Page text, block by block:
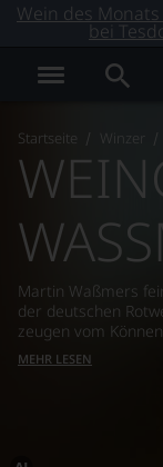
Wein des
bei
Startseite Winzer
Martin Waßmers
der deutschen
zeugen vom
MEHR LESEN